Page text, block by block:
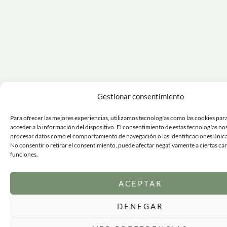
Gestionar consentimiento
Para ofrecer las mejores experiencias, utilizamos tecnologías como las cookies
acceder a la información del dispositivo. El consentimiento de estas tecnologías
procesar datos como el comportamiento de navegación o las identificaciones
No consentir o retirar el consentimiento, puede afectar negativamente a ciertas
funciones.
ACEPTAR
DENEGAR